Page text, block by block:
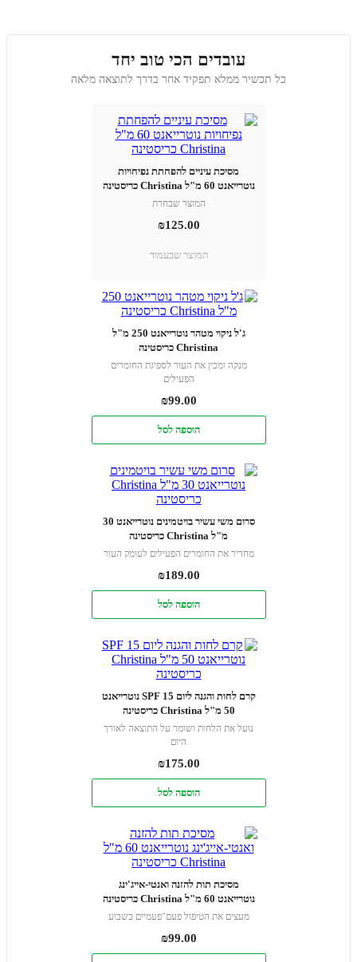
עובדים הכי טוב יחד
כל תכשיר ממלא תפקיד אחר בדרך לתוצאה מלאה
מסיכת עיניים להפחתת נפיחויות
נוטרייאנט 60 מ"ל Christina כריסטינה
המוצר שבחרת
₪125.00
המוצר שבעמוד
ג'ל ניקוי מטהר נוטרייאנט 250 מ"ל
Christina כריסטינה
מנקה ומכין את העור לספיגת החומרים
הפעילים
₪99.00
הוספה לסל
סרום משי עשיר בויטמינים נוטרייאנט 30
מ"ל Christina כריסטינה
מחדיר את החומרים הפעילים לעומק העור
₪189.00
הוספה לסל
קרם לחות והגנה ליום SPF 15 נוטרייאנט
50 מ"ל Christina כריסטינה
נועל את הלחות ושומר על התוצאה לאורך
היום
₪175.00
הוספה לסל
מסיכת תות להזנה ואנטי-אייג'ינג
נוטרייאנט 60 מ"ל Christina כריסטינה
מעצים את הטיפול פעם־פעמיים בשבוע
₪99.00